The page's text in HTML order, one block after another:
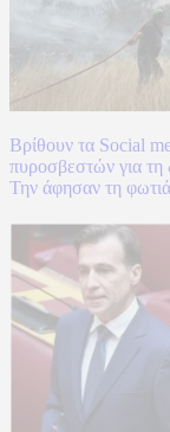
Βρίθουν τα Social
πυροσβεστών για τη
Την άφησαν τη